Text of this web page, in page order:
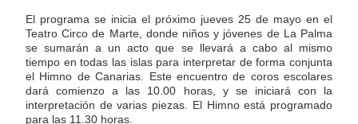
El programa se inicia el próximo jueves 25 de mayo en el
Teatro Circo de Marte, donde niños y jóvenes de La Palma
se sumarán a un acto que se llevará a cabo al mismo
tiempo en todas las islas para interpretar de forma conjunta
el Himno de Canarias. Este encuentro de coros escolares
dará comienzo a las 10.00 horas, y se iniciará con la
interpretación de varias piezas. El Himno está programado
para las 11.30 horas.